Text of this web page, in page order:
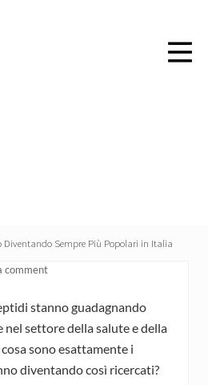
Diventando Sempre Più Popolari in Italia
comment
stanno guadagnando
nel settore della salute e della
sono esattamente i
diventando così ricercati?